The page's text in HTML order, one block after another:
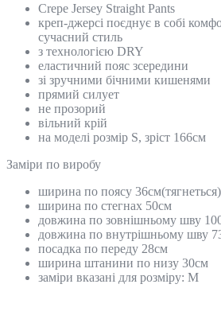
Crepe Jersey Straight Pants
креп-джерсі поєднує в собі
сучасний стиль
з технологією DRY
еластичний пояс зсередини
зі зручними бічними кишенями
прямий силует
не прозорий
вільний крій
на моделі розмір S, зріст 166см
Замiри по виробу
ширина по поясу 36см(тягнеться)
ширина по стегнах 50см
довжина по зовнішньому шву
довжина по внутрішньому шву
посадка по переду 28см
ширина штанини по низу 30см
заміри вказані для розміру: M